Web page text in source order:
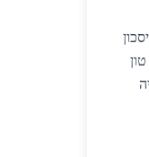
בהובלה מקומית ומבצעים מיוחדים לספקים דרומיים. לדוגמה, רכישה של 10 טון
2026 צפויה